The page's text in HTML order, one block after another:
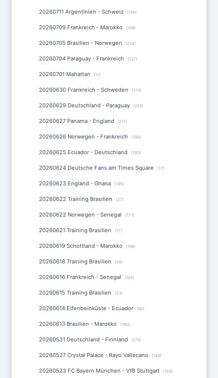
20260711 Argentinien - Schweiz (186)
20260709 Frankreich - Marokko (169)
20260705 Brasilien - Norwegen (254)
20260704 Paraguay - Frankreich (127)
20260701 Mahattan (11)
20260630 Frankreich - Schweden (174)
20260629 Deutschland - Paraguay (255)
20260627 Panama - England (211)
20260626 Norwegen - Frankreich (168)
20260625 Ecuador - Deutschland (280)
20260624 Deutsche Fans am Times Square (17)
20260623 England - Ghana (195)
20260622 Training Brasilien (27)
20260622 Norwegen - Senegal (171)
20260621 Training Brasilien (17)
20260619 Schottland - Marokko (166)
20260618 Training Brasilien (36)
20260616 Frankreich - Senegal (164)
20260615 Training Brasilien (53)
20260614 Elfenbeinküste - Ecuador (90)
20260613 Brasilien - Marokko (190)
20260531 Deutschland - Finnland (170)
20260527 Crystal Palace - Rayo Vallecano (149)
20260523 FC Bayern München - VfB Stuttgart (183)